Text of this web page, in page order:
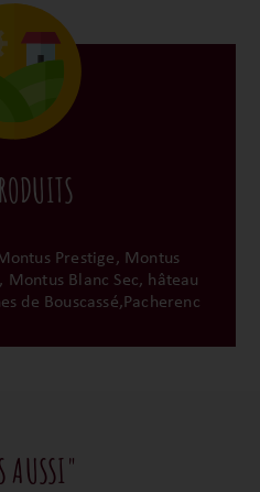
Prestige, Montus
Montus Blanc Sec, hâteau
de Bouscassé,Pacherenc
AUSSI"